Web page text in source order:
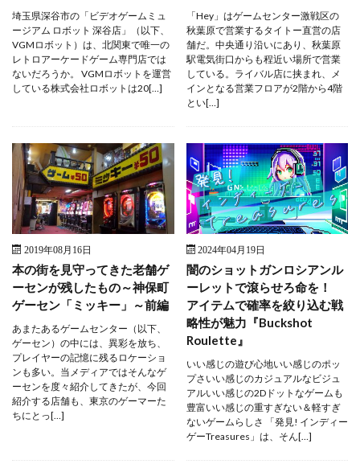
埼玉県深谷市の「ビデオゲームミュ
ージアム ロボット 深谷店」（以下、
VGMロボット）は、北関東で唯一の
レトロアーケードゲーム専門店では
ないだろうか。 VGMロボットを運営
している株式会社ロボットは20[…]
「Hey」はゲームセンター激戦区の
秋葉原で営業するタイトー直営の店
舗だ。中央通り沿いにあり、秋葉原
駅電気街口からも程近い場所で営業
している。ライバル店に挟まれ、メ
インとなる営業フロアが2階から4階
とい[…]
2019年08月16日
本の街を見守ってきた老舗ゲ
ーセンが残したもの～神保町
ゲーセン「ミッキー」～前編
あまたあるゲームセンター（以下、
ゲーセン）の中には、異彩を放ち、
プレイヤーの記憶に残るロケーショ
ンも多い。当メディアではそんなゲ
ーセンを度々紹介してきたが、今回
紹介する店舗も、東京のゲーマーた
ちにとっ[…]
2024年04月19日
闇のショットガンロシアンル
ーレットで滾らせろ命を！
アイテムで確率を絞り込む戦
略性が魅力『Buckshot
Roulette』
いい感じの遊び心地いい感じのポッ
プさいい感じのカジュアルなビジュ
アルいい感じの2Dドットなゲームも
豊富いい感じの重すぎない＆軽すぎ
ないゲームらしさ 「発見! インディー
ゲーTreasures」は、そん[…]